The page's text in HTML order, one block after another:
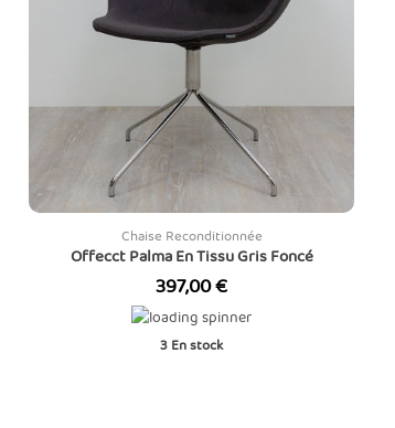
Chaise Reconditionnée
Offecct Palma En Tissu Gris Foncé
Prix
397,00 €
3 En stock